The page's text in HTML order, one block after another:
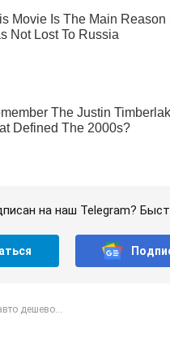
на наш Telegram?
дешево...